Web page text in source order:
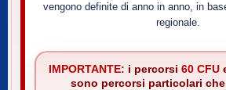
vengono definite di anno in anno, in
regionale.
IMPORTANTE: i percorsi 60 CFU
sono percorsi particolari